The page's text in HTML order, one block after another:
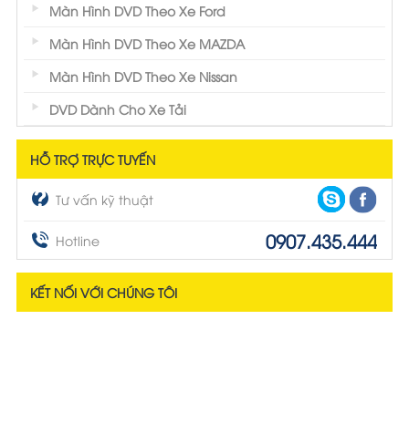
Màn Hình DVD Theo Xe Ford
Màn Hình DVD Theo Xe MAZDA
Màn Hình DVD Theo Xe Nissan
DVD Dành Cho Xe Tải
HỖ TRỢ TRỰC TUYẾN
Tư vấn kỹ thuật
Hotline 0907.435.444
KẾT NỐI VỚI CHÚNG TÔI